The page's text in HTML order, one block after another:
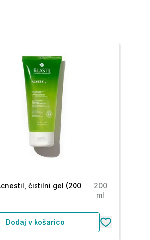
čistilni gel (200
200
ml
Dodaj v košarico